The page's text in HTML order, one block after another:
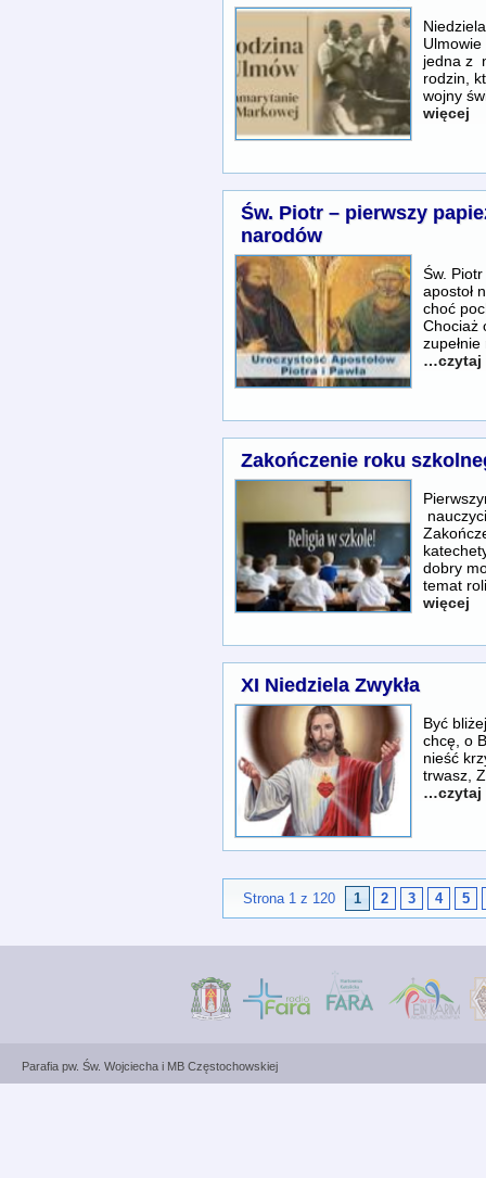
jedna z
rodzin,
wojny
więcej
Św. Piotr – pierwszy
narodów
Św.
apostoł
choć
Chociaż
…czytaj
Zakończenie roku
dobry
temat
więcej
XI Niedziela Zwykła
Być
chcę, o
nieść
trwasz,
…czytaj
Strona 1 z 120 1 2 3 4 5
Parafia pw. Św. Wojciecha i MB Częstochowskiej